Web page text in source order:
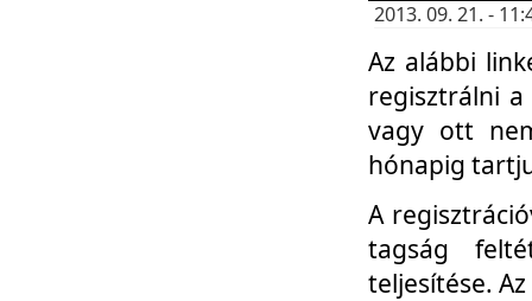
2013. 09. 21. -
Az alábbi
regisztrálni
vagy ott
hónapig
A
tagság
teljesítése.